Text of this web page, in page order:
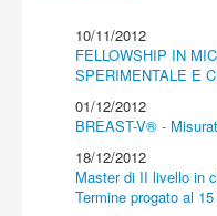
Contatti
Area utente
Login
Registrazione
Password smarrita
10/11/2012
FELLOWSHIP IN
SPERIMENTALE E
01/12/2012
BREAST-V® -
18/12/2012
Master di II livello in
Termine progato al